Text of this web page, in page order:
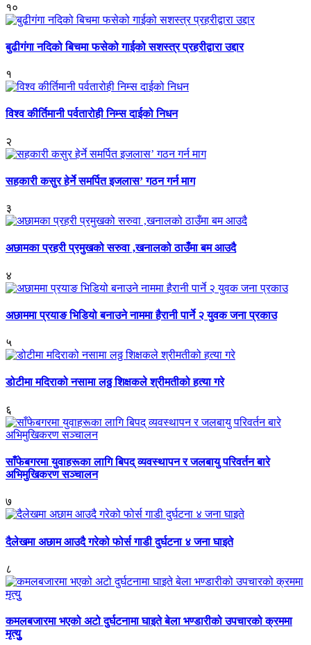
१०
बुढीगंगा नदिको बिचमा फसेको गाईको सशस्त्र प्रहरीद्वारा उद्दार
१
विश्व कीर्तिमानी पर्वतारोही निम्स दाईको निधन
२
सहकारी कसुर हेर्ने समर्पित इजलास’ गठन गर्न माग
३
अछामका प्रहरी प्रमुखको सरुवा ,खनालको ठाउँमा बम आउदै
४
अछाममा प्रयाङ भिडियो बनाउने नाममा हैरानी पार्ने २ युवक जना प्रकाउ
५
डोटीमा मदिराको नसामा लठ्ठ शिक्षकले श्रीमतीको हत्या गरे
६
साँफेबगरमा युवाहरूका लागि बिपद् व्यवस्थापन र जलबायु परिवर्तन बारे
अभिमुखिकरण सञ्चालन
७
दैलेखमा अछाम आउदै गरेको फोर्स गाडी दुर्घटना ४ जना घाइते
८
कमलबजारमा भएको अटो दुर्घटनामा घाइते बेला भण्डारीको उपचारको क्रममा
मृत्युु